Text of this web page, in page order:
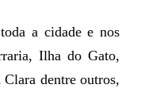
a cidade e nos
Ilha do Gato,
dentre outros,